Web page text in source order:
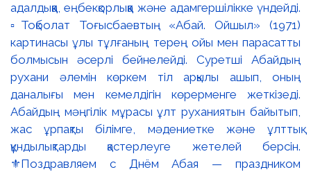
адалдыққа, еңбекқорлыққа және адамгершілікке үндейді.
▫️Тоқболат Тоғысбаевтың «Абай. Ойшыл» (1971)
картинасы ұлы тұлғаның терең ойы мен парасатты
болмысын әсерлі бейнелейді. Суретші Абайдың
рухани әлемін көркем тіл арқылы ашып, оның
даналығы мен кемелдігін көрерменге жеткізеді.
Абайдың мәңгілік мұрасы ұлт руханиятын байытып,
жас ұрпақты білімге, мәдениетке және ұлттық
құндылықтарды қастерлеуге жетелей берсін.
⚜️Поздравляем с Днём Абая — праздником